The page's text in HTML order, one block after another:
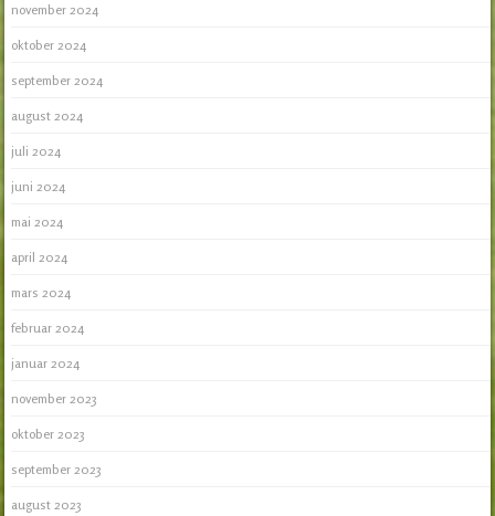
november 2024
oktober 2024
september 2024
august 2024
juli 2024
juni 2024
mai 2024
april 2024
mars 2024
februar 2024
januar 2024
november 2023
oktober 2023
september 2023
august 2023